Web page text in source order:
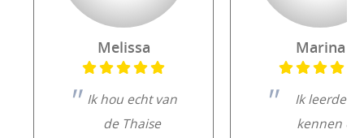
Ik leerde ze
kennen en
Marina
Ik hou echt van
de Thaise
Melissa